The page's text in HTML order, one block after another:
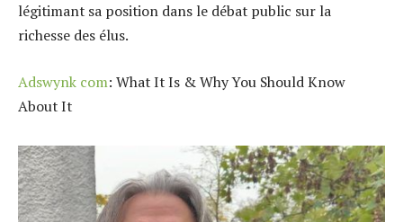
légitimant sa position dans le débat public sur la
richesse des élus.
Adswynk com: What It Is & Why You Should Know
About It